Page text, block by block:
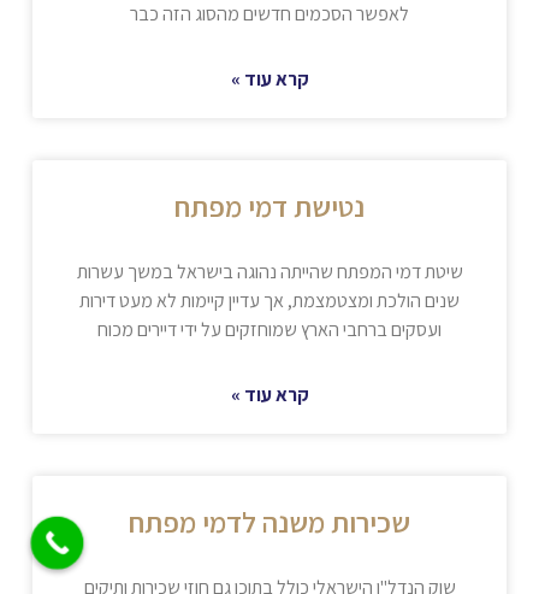
לאפשר הסכמים חדשים מהסוג הזה כבר
קרא עוד »
נטישת דמי מפתח
שיטת דמי המפתח שהייתה נהוגה בישראל במשך עשרות
שנים הולכת ומצטמצמת, אך עדיין קיימות לא מעט דירות
ועסקים ברחבי הארץ שמוחזקים על ידי דיירים מכוח
קרא עוד »
שכירות משנה לדמי מפתח
שוק הנדל"ן הישראלי כולל בתוכו גם חוזי שכירות ותיקים